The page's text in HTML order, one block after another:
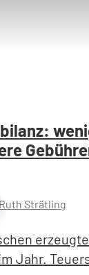
Ruth Strätling
Jahr.